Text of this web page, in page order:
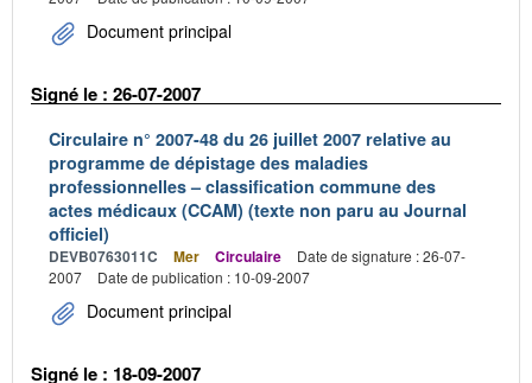
Document principal
Signé le : 26-07-2007
Circulaire n° 2007-48 du 26 juillet 2007 relative au
programme de dépistage des maladies
professionnelles – classification commune des
actes médicaux (CCAM) (texte non paru au Journal
officiel)
DEVB0763011C Mer Circulaire
Date de signature : 26-07-
2007
Date de publication : 10-09-2007
Document principal
Signé le : 18-09-2007